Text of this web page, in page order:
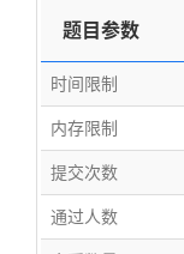
题目参数
时间限制
内存限制
提交次数
通过人数